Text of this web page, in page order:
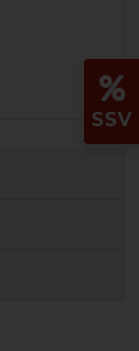
SSV